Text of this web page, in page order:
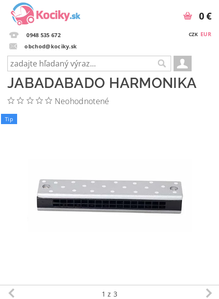
0948 535 672
obchod@kociky.sk
CZK EUR
0 €
JABADABADO HARMONIKA
Neohodnotené
Tip
1 z 3